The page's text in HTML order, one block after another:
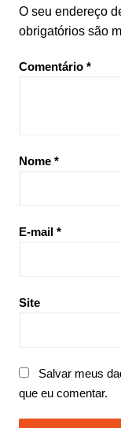
O seu endereço
obrigatórios são
Comentário *
Nome *
E-mail *
Site
Salvar meus
que eu comentar.